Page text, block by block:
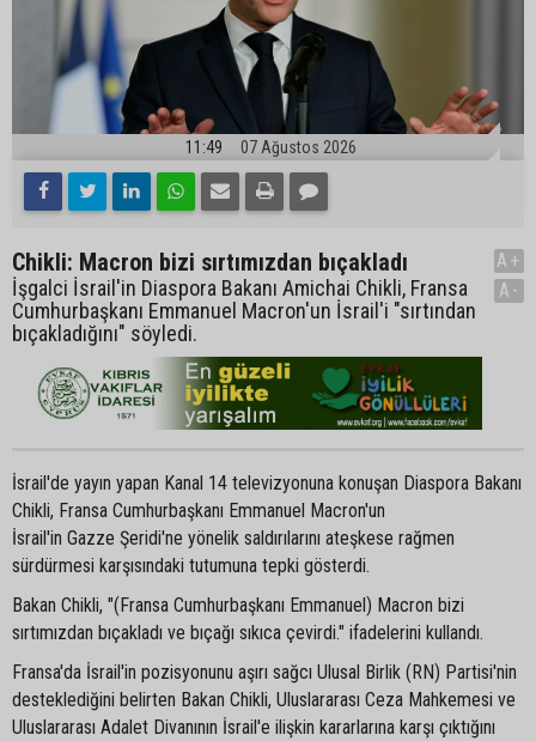
11:49 07 Ağustos 2026
Chikli: Macron bizi sırtımızdan bıçakladı
İşgalci İsrail'in Diaspora Bakanı Amichai Chikli, Fransa
Cumhurbaşkanı Emmanuel Macron'un İsrail'i "sırtından
bıçakladığını" söyledi.
A+
A-
İsrail'de yayın yapan Kanal 14 televizyonuna konuşan Diaspora Bakanı
Chikli, Fransa Cumhurbaşkanı Emmanuel Macron'un
İsrail'in Gazze Şeridi'ne yönelik saldırılarını ateşkese rağmen
sürdürmesi karşısındaki tutumuna tepki gösterdi.
Bakan Chikli, "(Fransa Cumhurbaşkanı Emmanuel) Macron bizi
sırtımızdan bıçakladı ve bıçağı sıkıca çevirdi." ifadelerini kullandı.
Fransa'da İsrail'in pozisyonunu aşırı sağcı Ulusal Birlik (RN) Partisi'nin
desteklediğini belirten Bakan Chikli, Uluslararası Ceza Mahkemesi ve
Uluslararası Adalet Divanının İsrail'e ilişkin kararlarına karşı çıktığını